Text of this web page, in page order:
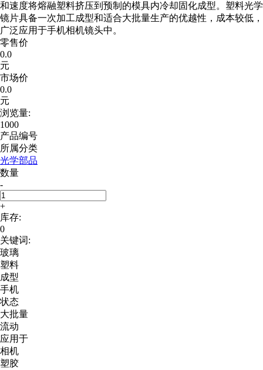
和速度将熔融塑料挤压到预制的模具内冷却固化成型。塑料光学
镜片具备一次加工成型和适合大批量生产的优越性，成本较低，
广泛应用于手机相机镜头中。
零售价
0.0
元
市场价
0.0
元
浏览量:
1000
产品编号
所属分类
光学部品
数量
-
+
库存:
0
关键词:
玻璃
塑料
成型
手机
状态
大批量
流动
应用于
相机
塑胶